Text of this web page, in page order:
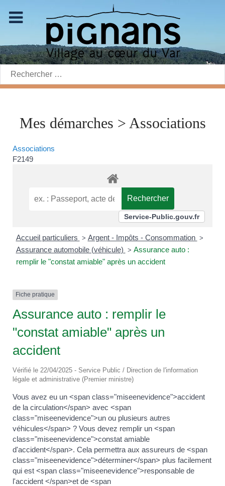
Rechercher:
Mes démarches > Associations
Associations
F2149
Service-Public.gouv.fr
Accueil particuliers > Argent - Impôts - Consommation >
Assurance automobile (véhicule) > Assurance auto :
remplir le "constat amiable" après un accident
Fiche pratique
Assurance auto : remplir le
"constat amiable" après un
accident
Vérifié le 22/04/2025 - Service Public / Direction de l'information
légale et administrative (Premier ministre)
Vous avez eu un <span class="miseenevidence">accident
de la circulation</span> avec <span
class="miseenevidence">un ou plusieurs autres
véhicules</span> ? Vous devez remplir un <span
class="miseenevidence">constat amiable
d'accident</span>. Cela permettra aux assureurs de <span
class="miseenevidence">déterminer</span> plus facilement
qui est <span class="miseenevidence">responsable de
l'accident </span>et de <span